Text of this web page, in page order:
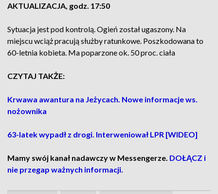
AKTUALIZACJA, godz. 17:50
Sytuacja jest pod kontrolą. Ogień został ugaszony. Na
miejscu wciąż pracują służby ratunkowe. Poszkodowana to
60-letnia kobieta. Ma poparzone ok. 50 proc. ciała
CZYTAJ TAKŻE:
Krwawa awantura na Jeżycach. Nowe informacje ws.
nożownika
63-latek wypadł z drogi. Interweniował LPR [WIDEO]
Mamy swój kanał nadawczy w Messengerze. DOŁĄCZ i
nie przegap ważnych informacji.